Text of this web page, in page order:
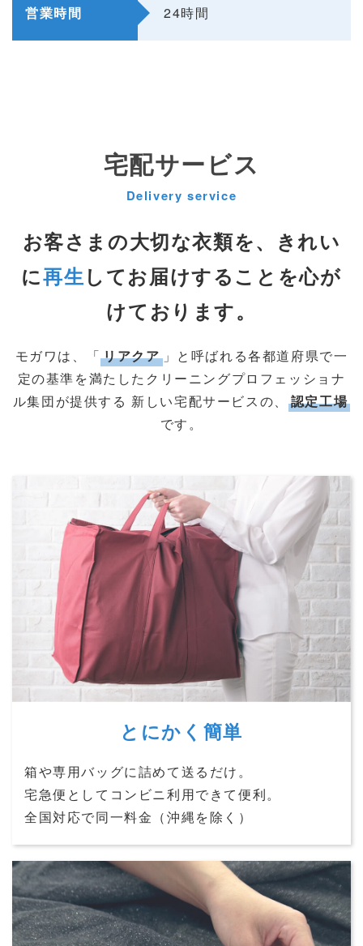
営業時間 24時間
宅配サービス
Delivery service
お客さまの大切な衣類を、きれい
に再生してお届けすることを心が
けております。
モガワは、「リアクア」と呼ばれる各都道府県で一
定の基準を満たしたクリーニングプロフェッショナ
ル集団が提供する 新しい宅配サービスの、
認定工場
です。
とにかく簡単
箱や専用バッグに詰めて送るだけ。
宅急便としてコンビニ利用できて便利。
全国対応で同一料金（沖縄を除く）